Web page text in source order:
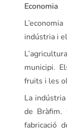
Economia
indústria i
municipi.
fruits i les
La
de Bràfim.
fabricació